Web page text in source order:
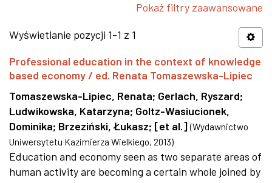
Pokaż filtry zaawansowane
Wyświetlanie pozycji 1-1 z 1
Professional education in the context of knowledge
based economy / ed. Renata Tomaszewska-Lipiec
Tomaszewska-Lipiec, Renata; Gerlach, Ryszard;
Ludwikowska, Katarzyna; Goltz-Wasiucionek,
Dominika; Brzeziński, Łukasz; [et al.] (Wydawnictwo
Uniwersytetu Kazimierza Wielkiego, 2013)
Education and economy seen as two separate areas of
human activity are becoming a certain whole joined by